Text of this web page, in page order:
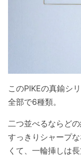
このPIKEの真鍮シ
全部で6種類。
二つ並べるならど
すっきりシャープ
くて、一輪挿しは